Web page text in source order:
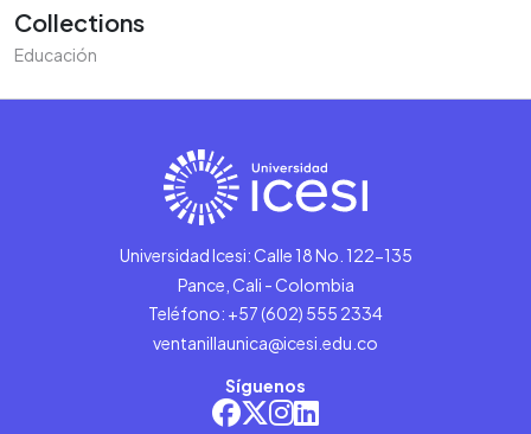
Collections
Educación
Universidad Icesi: Calle 18 No. 122-135
Pance, Cali - Colombia
Teléfono: +57 (602) 555 2334
ventanillaunica@icesi.edu.co
Síguenos